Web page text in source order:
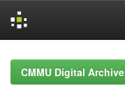
navigationCMMU Digital Archive